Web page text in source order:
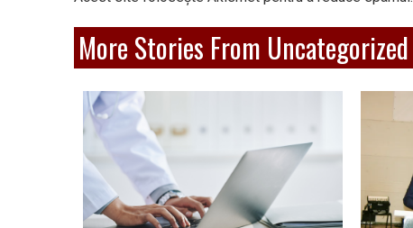
More Stories From Uncategorized